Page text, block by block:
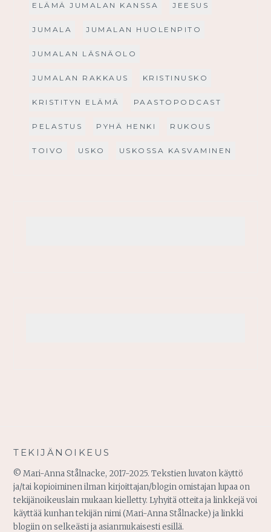
ELÄMÄ JUMALAN KANSSA JEESUS
JUMALA JUMALAN HUOLENPITO
JUMALAN LÄSNÄOLO
JUMALAN RAKKAUS KRISTINUSKO
KRISTITYN ELÄMÄ PAASTOPODCAST
PELASTUS PYHÄ HENKI RUKOUS
TOIVO USKO USKOSSA KASVAMINEN
TEKIJÄNOIKEUS
© Mari-Anna Stålnacke, 2017-2025. Tekstien luvaton käyttö
ja/tai kopioiminen ilman kirjoittajan/blogin omistajan lupaa on
tekijänoikeuslain mukaan kielletty. Lyhyitä otteita ja linkkejä voi
käyttää kunhan tekijän nimi (Mari-Anna Stålnacke) ja linkki
blogiin on selkeästi ja asianmukaisesti esillä.